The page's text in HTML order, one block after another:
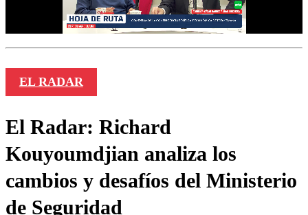
EL RADAR
El Radar: Richard
Kouyoumdjian analiza los
cambios y desafíos del Ministerio
de Seguridad